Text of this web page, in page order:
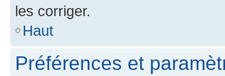
les corriger.
Haut
Préférences et